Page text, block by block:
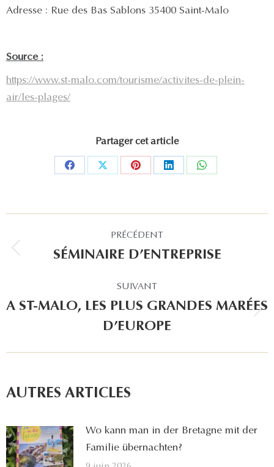
Adresse : Rue des Bas Sablons 35400 Saint-Malo
Source :
https://www.st-malo.com/tourisme/activites-de-plein-
air/les-plages/
Partager cet article
PartagerPartagerPartagerPartagerPartager
ARTICLE
PRÉCÉDENT
Article
:
SÉMINAIRE D’ENTREPRISE
SUIVANT
:
A ST-MALO, LES PLUS GRANDES MARÉES
D’EUROPE
AUTRES ARTICLES
Wo kann man in der Bretagne mit der
Familie übernachten?